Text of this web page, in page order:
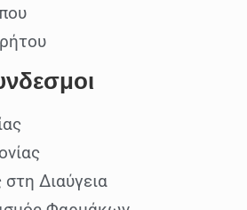
Διαύγεια